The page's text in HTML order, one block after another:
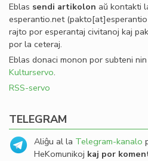
Eblas sendi artikolon aŭ kontakti
esperantio.net
rajto por esperantaj civitanoj kaj
por la ceteraj.
Eblas donaci monon por subteni
Kulturservo.
RSS-servo
TELEGRAM
Aliĝu al la Telegram-kanalo
HeKomunikoj kaj por